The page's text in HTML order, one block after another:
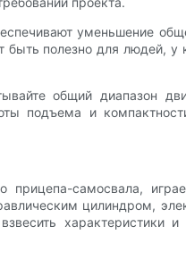
уменьшение
полезно для людей,
общий диапазон
подъема и
самосвала,
цилиндром,